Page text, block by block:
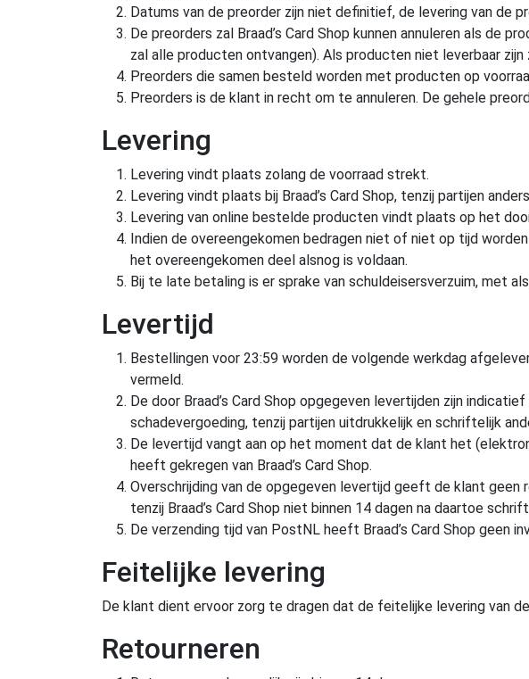
Datums van de preorder zijn niet definitief, de levering van de
De preorders zal Braad’s Card Shop kunnen annuleren als de
zal alle producten ontvangen). Als producten niet leverbaar zijn
Preorders die samen besteld worden met producten op
Preorders is de klant in recht om te annuleren. De gehele
Levering
Levering vindt plaats zolang de voorraad strekt.
Levering vindt plaats bij Braad’s Card Shop, tenzij partijen
Levering van online bestelde producten vindt plaats op het
Indien de overeengekomen bedragen niet of niet op tijd
het overeengekomen deel alsnog is voldaan.
Bij te late betaling is er sprake van schuldeisersverzuim, met
Levertijd
Bestellingen voor 23:59 worden de volgende werkdag
vermeld.
De door Braad’s Card Shop opgegeven levertijden zijn
schadevergoeding, tenzij partijen uitdrukkelijk en schriftelijk
De levertijd vangt aan op het moment dat de klant het
heeft gekregen van Braad’s Card Shop.
Overschrijding van de opgegeven levertijd geeft de klant
tenzij Braad’s Card Shop niet binnen 14 dagen na daartoe
De verzending tijd van PostNL heeft Braad’s Card Shop geen
Feitelijke levering
De klant dient ervoor zorg te dragen dat de feitelijke levering van
Retourneren